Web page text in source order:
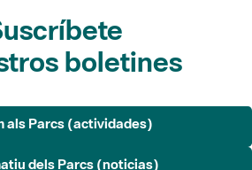
boletines
als Parcs (actividades)
dels Parcs (noticias)